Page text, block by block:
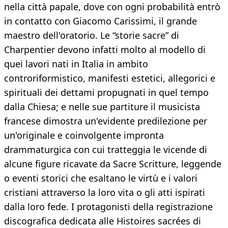
nella città papale, dove con ogni probabilità entrò
in contatto con Giacomo Carissimi, il grande
maestro dell'oratorio. Le “storie sacre” di
Charpentier devono infatti molto al modello di
quei lavori nati in Italia in ambito
controriformistico, manifesti estetici, allegorici e
spirituali dei dettami propugnati in quel tempo
dalla Chiesa; e nelle sue partiture il musicista
francese dimostra un'evidente predilezione per
un'originale e coinvolgente impronta
drammaturgica con cui tratteggia le vicende di
alcune figure ricavate da Sacre Scritture, leggende
o eventi storici che esaltano le virtù e i valori
cristiani attraverso la loro vita o gli atti ispirati
dalla loro fede. I protagonisti della registrazione
discografica dedicata alle Histoires sacrées di